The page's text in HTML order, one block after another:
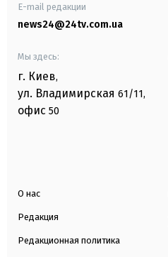
E-mail редакции
news24@24tv.com.ua
Мы здесь:
г. Киев,
ул. Владимирская 61/11,
офис 50
О нас
Редакция
Редакционная политика